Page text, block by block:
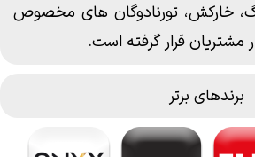
، خارکش، تورنادوگان های مخصوص
قرار گرفته است.
برندهای برتر